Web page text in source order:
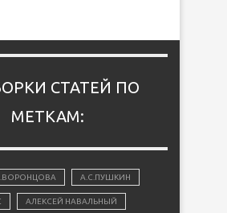
СТАТЕЙ ПО
МЕТКАМ:
А.С.ПУШКИН
АЛЕКСЕЙ НАВАЛЬНЫЙ